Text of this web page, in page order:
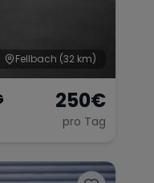
Fellbach (32 km)
250€
pro Tag